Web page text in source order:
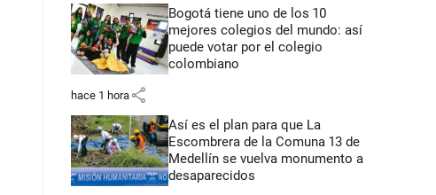
Bogotá tiene uno de los 10
mejores colegios del mundo: así
puede votar por el colegio
colombiano
hace 1 hora share
Así es el plan para que La
Escombrera de la Comuna 13 de
Medellín se vuelva monumento a
desaparecidos